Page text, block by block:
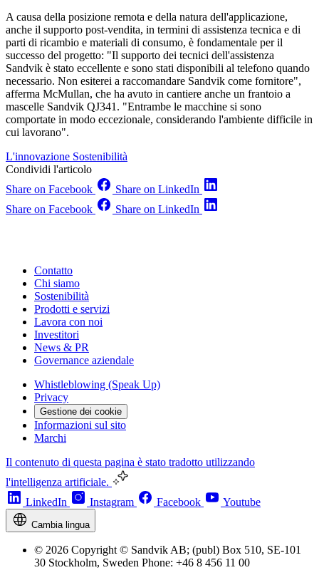
A causa della posizione remota e della natura dell'applicazione,
anche il supporto post-vendita, in termini di assistenza tecnica e di
parti di ricambio e materiali di consumo, è fondamentale per il
successo del progetto: "Il supporto dei tecnici dell'assistenza
Sandvik è stato eccellente e sono stati disponibili al telefono quando
necessario. Non esiterei a raccomandare Sandvik come fornitore",
afferma McMullan, che ha avuto in cantiere anche un frantoio a
mascelle Sandvik QJ341. "Entrambe le macchine si sono
comportate in modo eccezionale, considerando l'ambiente difficile in
cui lavorano".
L'innovazione Sostenibilità
Condividi l'articolo
Share on Facebook
Share on LinkedIn
Share on Facebook
Share on LinkedIn
Contatto
Chi siamo
Sostenibilità
Prodotti e servizi
Lavora con noi
Investitori
News & PR
Governance aziendale
Whistleblowing (Speak Up)
Privacy
Gestione dei cookie
Informazioni sul sito
Marchi
Il contenuto di questa pagina è stato tradotto utilizzando
l'intelligenza artificiale.
LinkedIn
Instagram Facebook Youtube
Cambia lingua
© 2026 Copyright © Sandvik AB; (publ) Box 510, SE-101
30 Stockholm, Sweden Phone: +46 8 456 11 00